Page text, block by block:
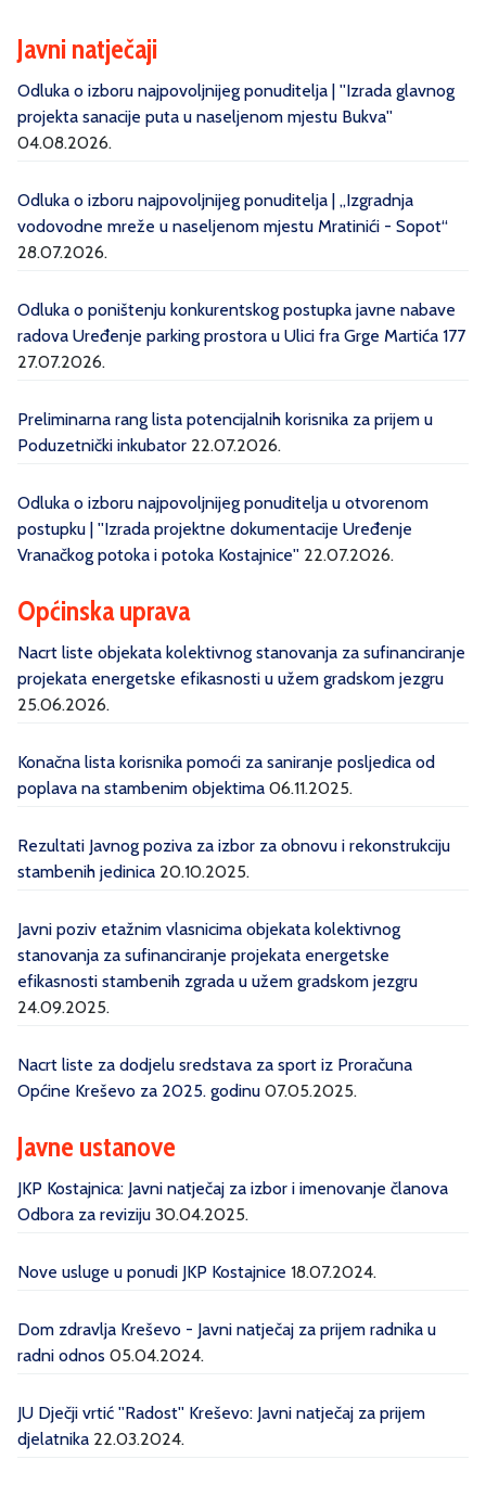
Javni natječaji
Odluka o izboru najpovoljnijeg ponuditelja | ''Izrada glavnog
projekta sanacije puta u naseljenom mjestu Bukva''
04.08.2026.
Odluka o izboru najpovoljnijeg ponuditelja | „Izgradnja
vodovodne mreže u naseljenom mjestu Mratinići - Sopot“
28.07.2026.
Odluka o poništenju konkurentskog postupka javne nabave
radova Uređenje parking prostora u Ulici fra Grge Martića 177
27.07.2026.
Preliminarna rang lista potencijalnih korisnika za prijem u
Poduzetnički inkubator 22.07.2026.
Odluka o izboru najpovoljnijeg ponuditelja u otvorenom
postupku | ''Izrada projektne dokumentacije Uređenje
Vranačkog potoka i potoka Kostajnice'' 22.07.2026.
Općinska uprava
Nacrt liste objekata kolektivnog stanovanja za sufinanciranje
projekata energetske efikasnosti u užem gradskom jezgru
25.06.2026.
Konačna lista korisnika pomoći za saniranje posljedica od
poplava na stambenim objektima 06.11.2025.
Rezultati Javnog poziva za izbor za obnovu i rekonstrukciju
stambenih jedinica 20.10.2025.
Javni poziv etažnim vlasnicima objekata kolektivnog
stanovanja za sufinanciranje projekata energetske
efikasnosti stambenih zgrada u užem gradskom jezgru
24.09.2025.
Nacrt liste za dodjelu sredstava za sport iz Proračuna
Općine Kreševo za 2025. godinu 07.05.2025.
Javne ustanove
JKP Kostajnica: Javni natječaj za izbor i imenovanje članova
Odbora za reviziju 30.04.2025.
Nove usluge u ponudi JKP Kostajnice 18.07.2024.
Dom zdravlja Kreševo - Javni natječaj za prijem radnika u
radni odnos 05.04.2024.
JU Dječji vrtić ''Radost'' Kreševo: Javni natječaj za prijem
djelatnika 22.03.2024.